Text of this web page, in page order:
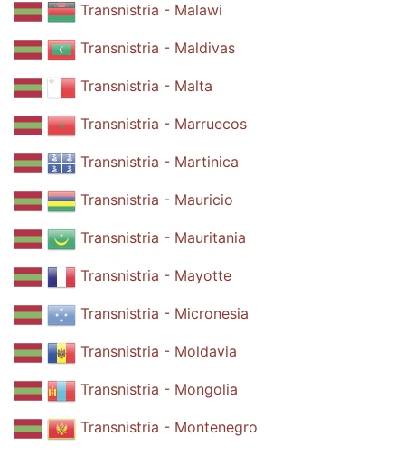
Transnistria - Malawi
Transnistria - Maldivas
Transnistria - Malta
Transnistria - Marruecos
Transnistria - Martinica
Transnistria - Mauricio
Transnistria - Mauritania
Transnistria - Mayotte
Transnistria - Micronesia
Transnistria - Moldavia
Transnistria - Mongolia
Transnistria - Montenegro